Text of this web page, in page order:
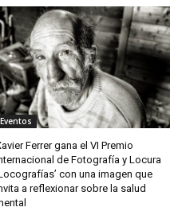
Eventos
Ferrer gana el VI Premio
de Fotografía y Locura
con una imagen que
a reflexionar sobre la salud